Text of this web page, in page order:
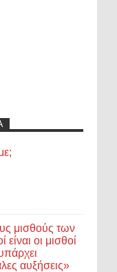
μισθούς των
οι μισθοί
αυξήσεις»